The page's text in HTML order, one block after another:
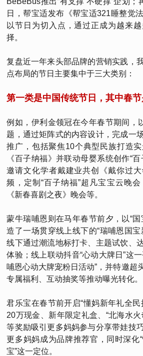
日，帮宝适发布《帮宝适321睡整觉
以节日为切入点，通过正成为越来
择。
复盘近一年来头部品牌的营销实践，
点布局的节日主要集中于三大类别：
第一类是中国传统节日，其中春节
例如，伊利金领冠在今年春节期间，
题，通过矩阵式的内容设计，完成一
推广，包括聚焦10个典型民族打造
《百子纳福》并联动母婴系统创作“百
邀请文化学者戴建业共创《戴你过
频，定制“百子纳福”超凡宝宝云晚
《新春喜剧之夜》晚会等。
蒙牛瑞哺恩则在马年春节前夕，以“
造了一场贯穿线上线下的“瑞哺恩国宝
线下通过潮流地标打卡、主题试饮、
体验；线上联动抖音“心动大牌日”这
哺恩心动大牌宠粉日活动”，并特邀超
专属福利、互动抽奖等推动曝光转化。
君乐宝在春节前开启“懂妈新年礼全
20万现金、新年限定礼盒、“北海水
等奖励吸引更多妈妈参与分享带娃技
更多妈妈成为品牌推荐官，同时深化
宝”这一定位。